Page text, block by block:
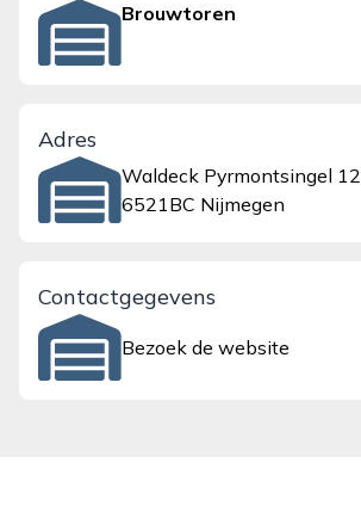
Brouwtoren
Adres
Waldeck Pyrmontsingel 12
6521BC Nijmegen
Contactgegevens
Bezoek de website